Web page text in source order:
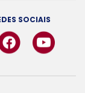
SOCIAIS